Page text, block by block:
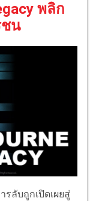
พลิก
น
รลับถูกเปิดเผยสู่